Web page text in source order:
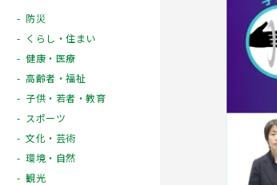
防災
くらし・住まい
健康・医療
高齢者・福祉
子供・若者・教育
スポーツ
文化・芸術
環境・自然
観光